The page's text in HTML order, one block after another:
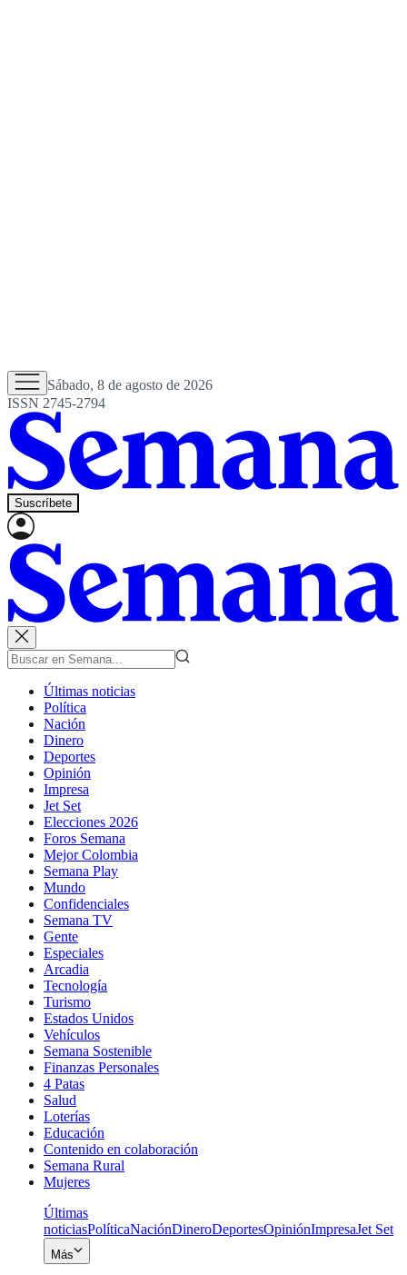
Sábado, 8 de agosto de 2026
ISSN 2745-2794
Suscríbete
Últimas noticias
Política
Nación
Dinero
Deportes
Opinión
Impresa
Jet Set
Elecciones 2026
Foros Semana
Mejor Colombia
Semana Play
Mundo
Confidenciales
Semana TV
Gente
Especiales
Arcadia
Tecnología
Turismo
Estados Unidos
Vehículos
Semana Sostenible
Finanzas Personales
4 Patas
Salud
Loterías
Educación
Contenido en colaboración
Semana Rural
Mujeres
Últimas
noticiasPolíticaNaciónDineroDeportesOpiniónImpresaJet Set
Más